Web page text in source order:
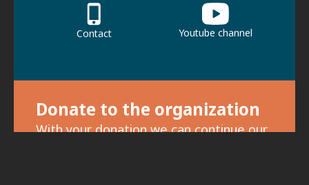
Donate to the organization
With your donation we can continue our
Contact Youtube channel